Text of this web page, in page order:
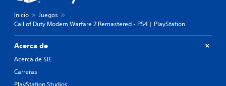
Inicio
Juegos
Call of Duty Modern Warfare 2 Remastered - PS4 | PlayStation
Acerca de
Acerca de SIE
Carreras
PlayStation Studios